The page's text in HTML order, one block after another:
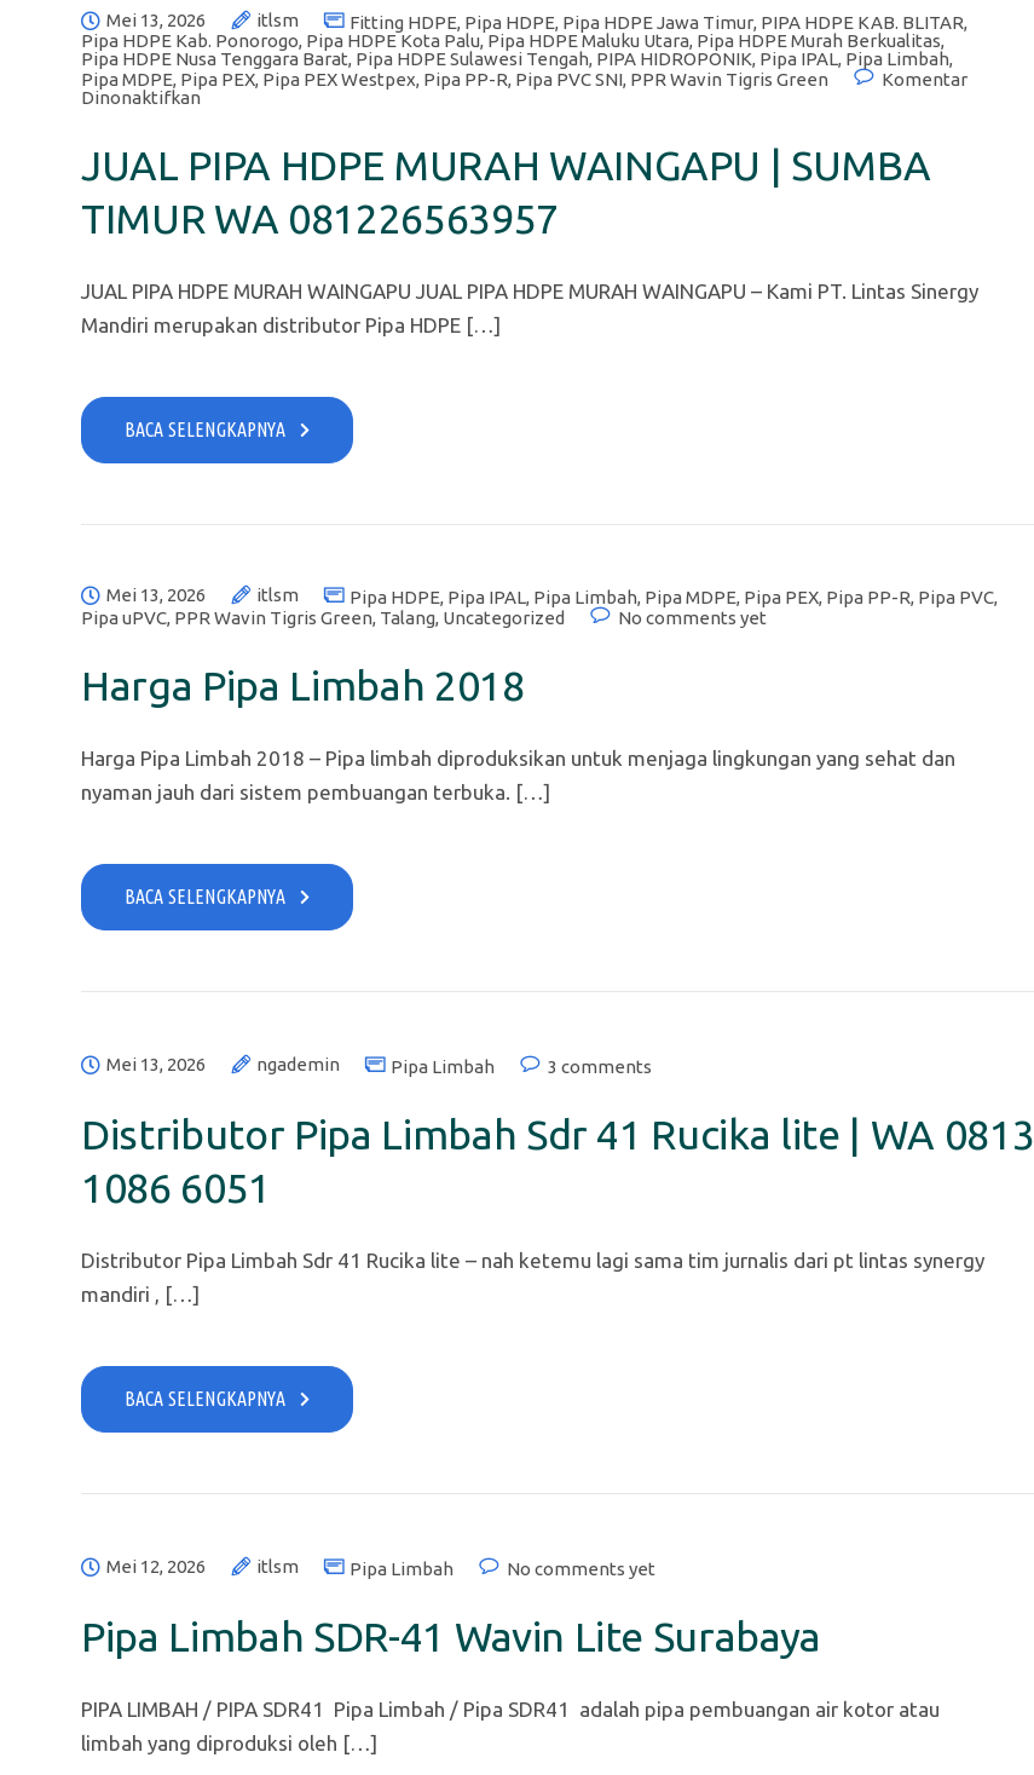
Mei 13, 2026 itlsm Fitting HDPE, Pipa HDPE, Pipa HDPE Jawa Timur, PIPA HDPE KAB. BLITAR,
Pipa HDPE Kab. Ponorogo, Pipa HDPE Kota Palu, Pipa HDPE Maluku Utara, Pipa HDPE Murah Berkualitas,
Pipa HDPE Nusa Tenggara Barat, Pipa HDPE Sulawesi Tengah, PIPA HIDROPONIK, Pipa IPAL, Pipa Limbah,
Pipa MDPE, Pipa PEX, Pipa PEX Westpex, Pipa PP-R, Pipa PVC SNI, PPR Wavin Tigris Green
Komentar
Dinonaktifkan
JUAL PIPA HDPE MURAH WAINGAPU | SUMBA
TIMUR WA 081226563957
JUAL PIPA HDPE MURAH WAINGAPU JUAL PIPA HDPE MURAH WAINGAPU – Kami PT. Lintas Sinergy
Mandiri merupakan distributor Pipa HDPE […]
BACA SELENGKAPNYA
Mei 13, 2026 itlsm Pipa HDPE, Pipa IPAL, Pipa Limbah, Pipa MDPE, Pipa PEX, Pipa PP-R, Pipa PVC,
Pipa uPVC, PPR Wavin Tigris Green, Talang, Uncategorized No comments yet
Harga Pipa Limbah 2018
Harga Pipa Limbah 2018 – Pipa limbah diproduksikan untuk menjaga lingkungan yang sehat dan
nyaman jauh dari sistem pembuangan terbuka. […]
BACA SELENGKAPNYA
Mei 13, 2026 ngademin Pipa Limbah 3 comments
Distributor Pipa Limbah Sdr 41 Rucika lite | WA 0813
1086 6051
Distributor Pipa Limbah Sdr 41 Rucika lite – nah ketemu lagi sama tim jurnalis dari pt lintas synergy
mandiri , […]
BACA SELENGKAPNYA
Mei 12, 2026 itlsm Pipa Limbah No comments yet
Pipa Limbah SDR-41 Wavin Lite Surabaya
PIPA LIMBAH / PIPA SDR41 Pipa Limbah / Pipa SDR41 adalah pipa pembuangan air kotor atau
limbah yang diproduksi oleh […]